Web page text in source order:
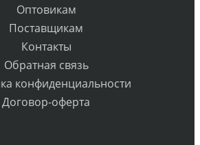
Оптовикам
Поставщикам
Контакты
Обратная связь
конфиденциальности
Договор-оферта